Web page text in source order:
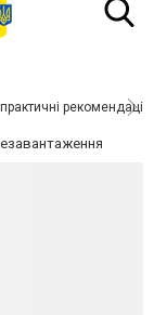
рекомендації